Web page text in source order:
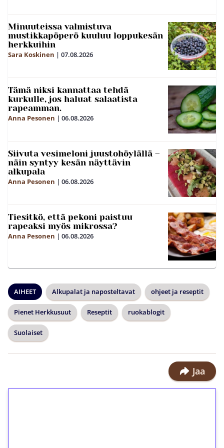
Minuuteissa valmistuva
mustikkapöperö kuuluu loppukesän
herkkuihin
Sara Koskinen | 07.08.2026
Tämä niksi kannattaa tehdä
kurkulle, jos haluat salaatista
rapeamman.
Anna Pesonen | 06.08.2026
Siivuta vesimeloni juustohöylällä –
näin syntyy kesän näyttävin
alkupala
Anna Pesonen | 06.08.2026
Tiesitkö, että pekoni paistuu
rapeaksi myös mikrossa?
Anna Pesonen | 06.08.2026
AIHEET Alkupalat ja naposteltavat ohjeet ja reseptit
Pienet Herkkusuut Reseptit ruokablogit
Suolaiset
Jaa